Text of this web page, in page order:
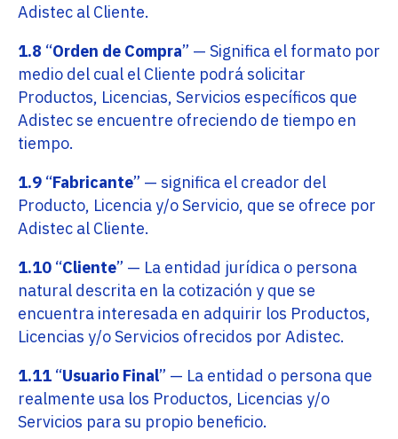
Adistec al Cliente.
1.8 “Orden de Compra” — Significa el formato por
medio del cual el Cliente podrá solicitar
Productos, Licencias, Servicios específicos que
Adistec se encuentre ofreciendo de tiempo en
tiempo.
1.9 “Fabricante” — significa el creador del
Producto, Licencia y/o Servicio, que se ofrece por
Adistec al Cliente.
1.10 “Cliente” — La entidad jurídica o persona
natural descrita en la cotización y que se
encuentra interesada en adquirir los Productos,
Licencias y/o Servicios ofrecidos por Adistec.
1.11 “Usuario Final” — La entidad o persona que
realmente usa los Productos, Licencias y/o
Servicios para su propio beneficio.